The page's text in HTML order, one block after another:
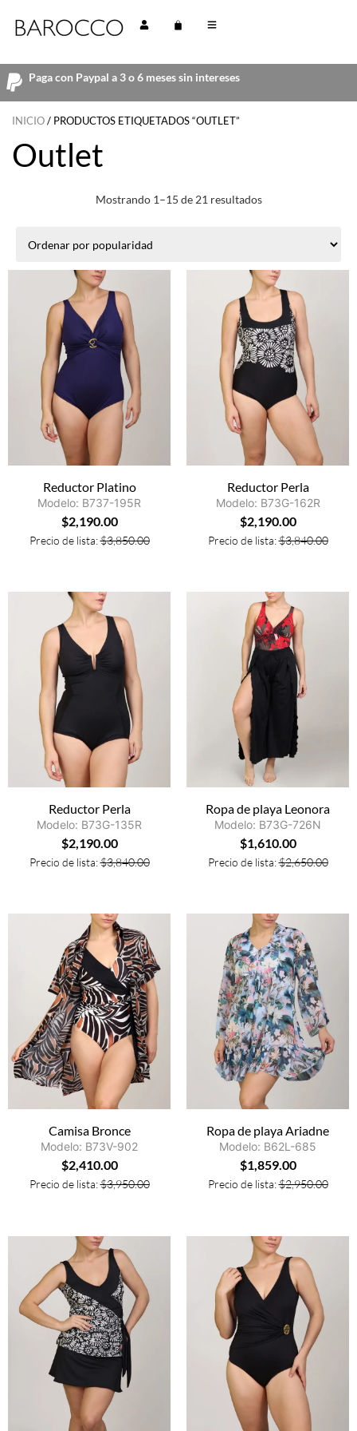
Paga con Paypal a 3 o 6 meses sin intereses
INICIO/ PRODUCTOS ETIQUETADOS “OUTLET”
Outlet
Mostrando 1–15 de 21 resultados
Reductor Platino
Modelo: B737-195R
$2,190.00
Precio de lista:$3,850.00
Reductor Perla
Modelo: B73G-162R
$2,190.00
Precio de lista:$3,840.00
Reductor Perla
Modelo: B73G-135R
$2,190.00
Precio de lista:$3,840.00
Ropa de playa Leonora
Modelo: B73G-726N
$1,610.00
Precio de lista:$2,650.00
Camisa Bronce
Modelo: B73V-902
$2,410.00
Precio de lista:$3,950.00
Ropa de playa Ariadne
Modelo: B62L-685
$1,859.00
Precio de lista:$2,950.00